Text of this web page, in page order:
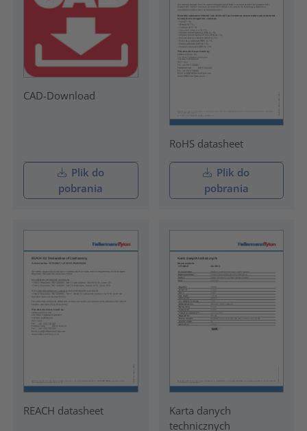
CAD-Download
Plik do
pobrania
RoHS datasheet
Plik do
pobrania
REACH datasheet
Karta danych
technicznych